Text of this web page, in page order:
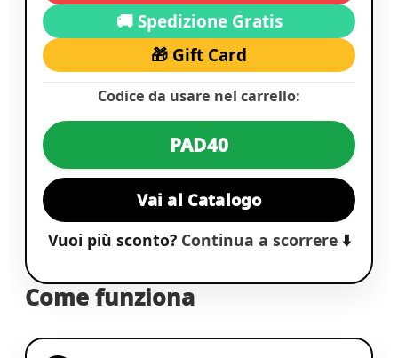
🚚 Spedizione Gratis
🎁 Gift Card
Codice da usare nel carrello:
PAD40
Vai al Catalogo
Vuoi più sconto? Continua a scorrere⬇️
Come funziona